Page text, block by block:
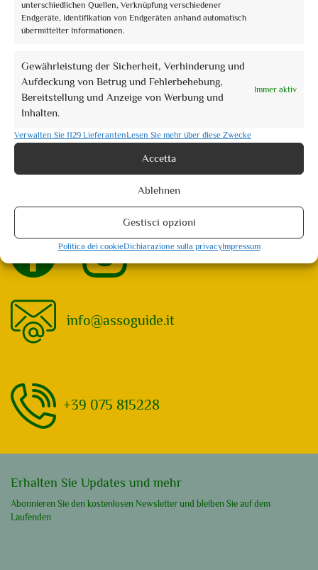
unterschiedlichen Quellen, Verknüpfung verschiedener
Endgeräte, Identifikation von Endgeräten anhand automatisch
übermittelter Informationen.
Gewährleistung der Sicherheit, Verhinderung und
Aufdeckung von Betrug und Fehlerbehebung,
Bereitstellung und Anzeige von Werbung und
Inhalten.
Immer aktiv
Verwalten Sie 1129 LieferantenLesen Sie mehr über diese Zwecke
Accetta
Ablehnen
Gestisci opzioni
Politica dei cookieDichiarazione sulla privacyImpressum
Book now
Itinerari e paesaggi dell’acqua
€0,00
info@assoguide.it
+39 075 815228
Erhalten Sie Updates und mehr
Abonnieren Sie den kostenlosen Newsletter und bleiben Sie auf dem
Laufenden